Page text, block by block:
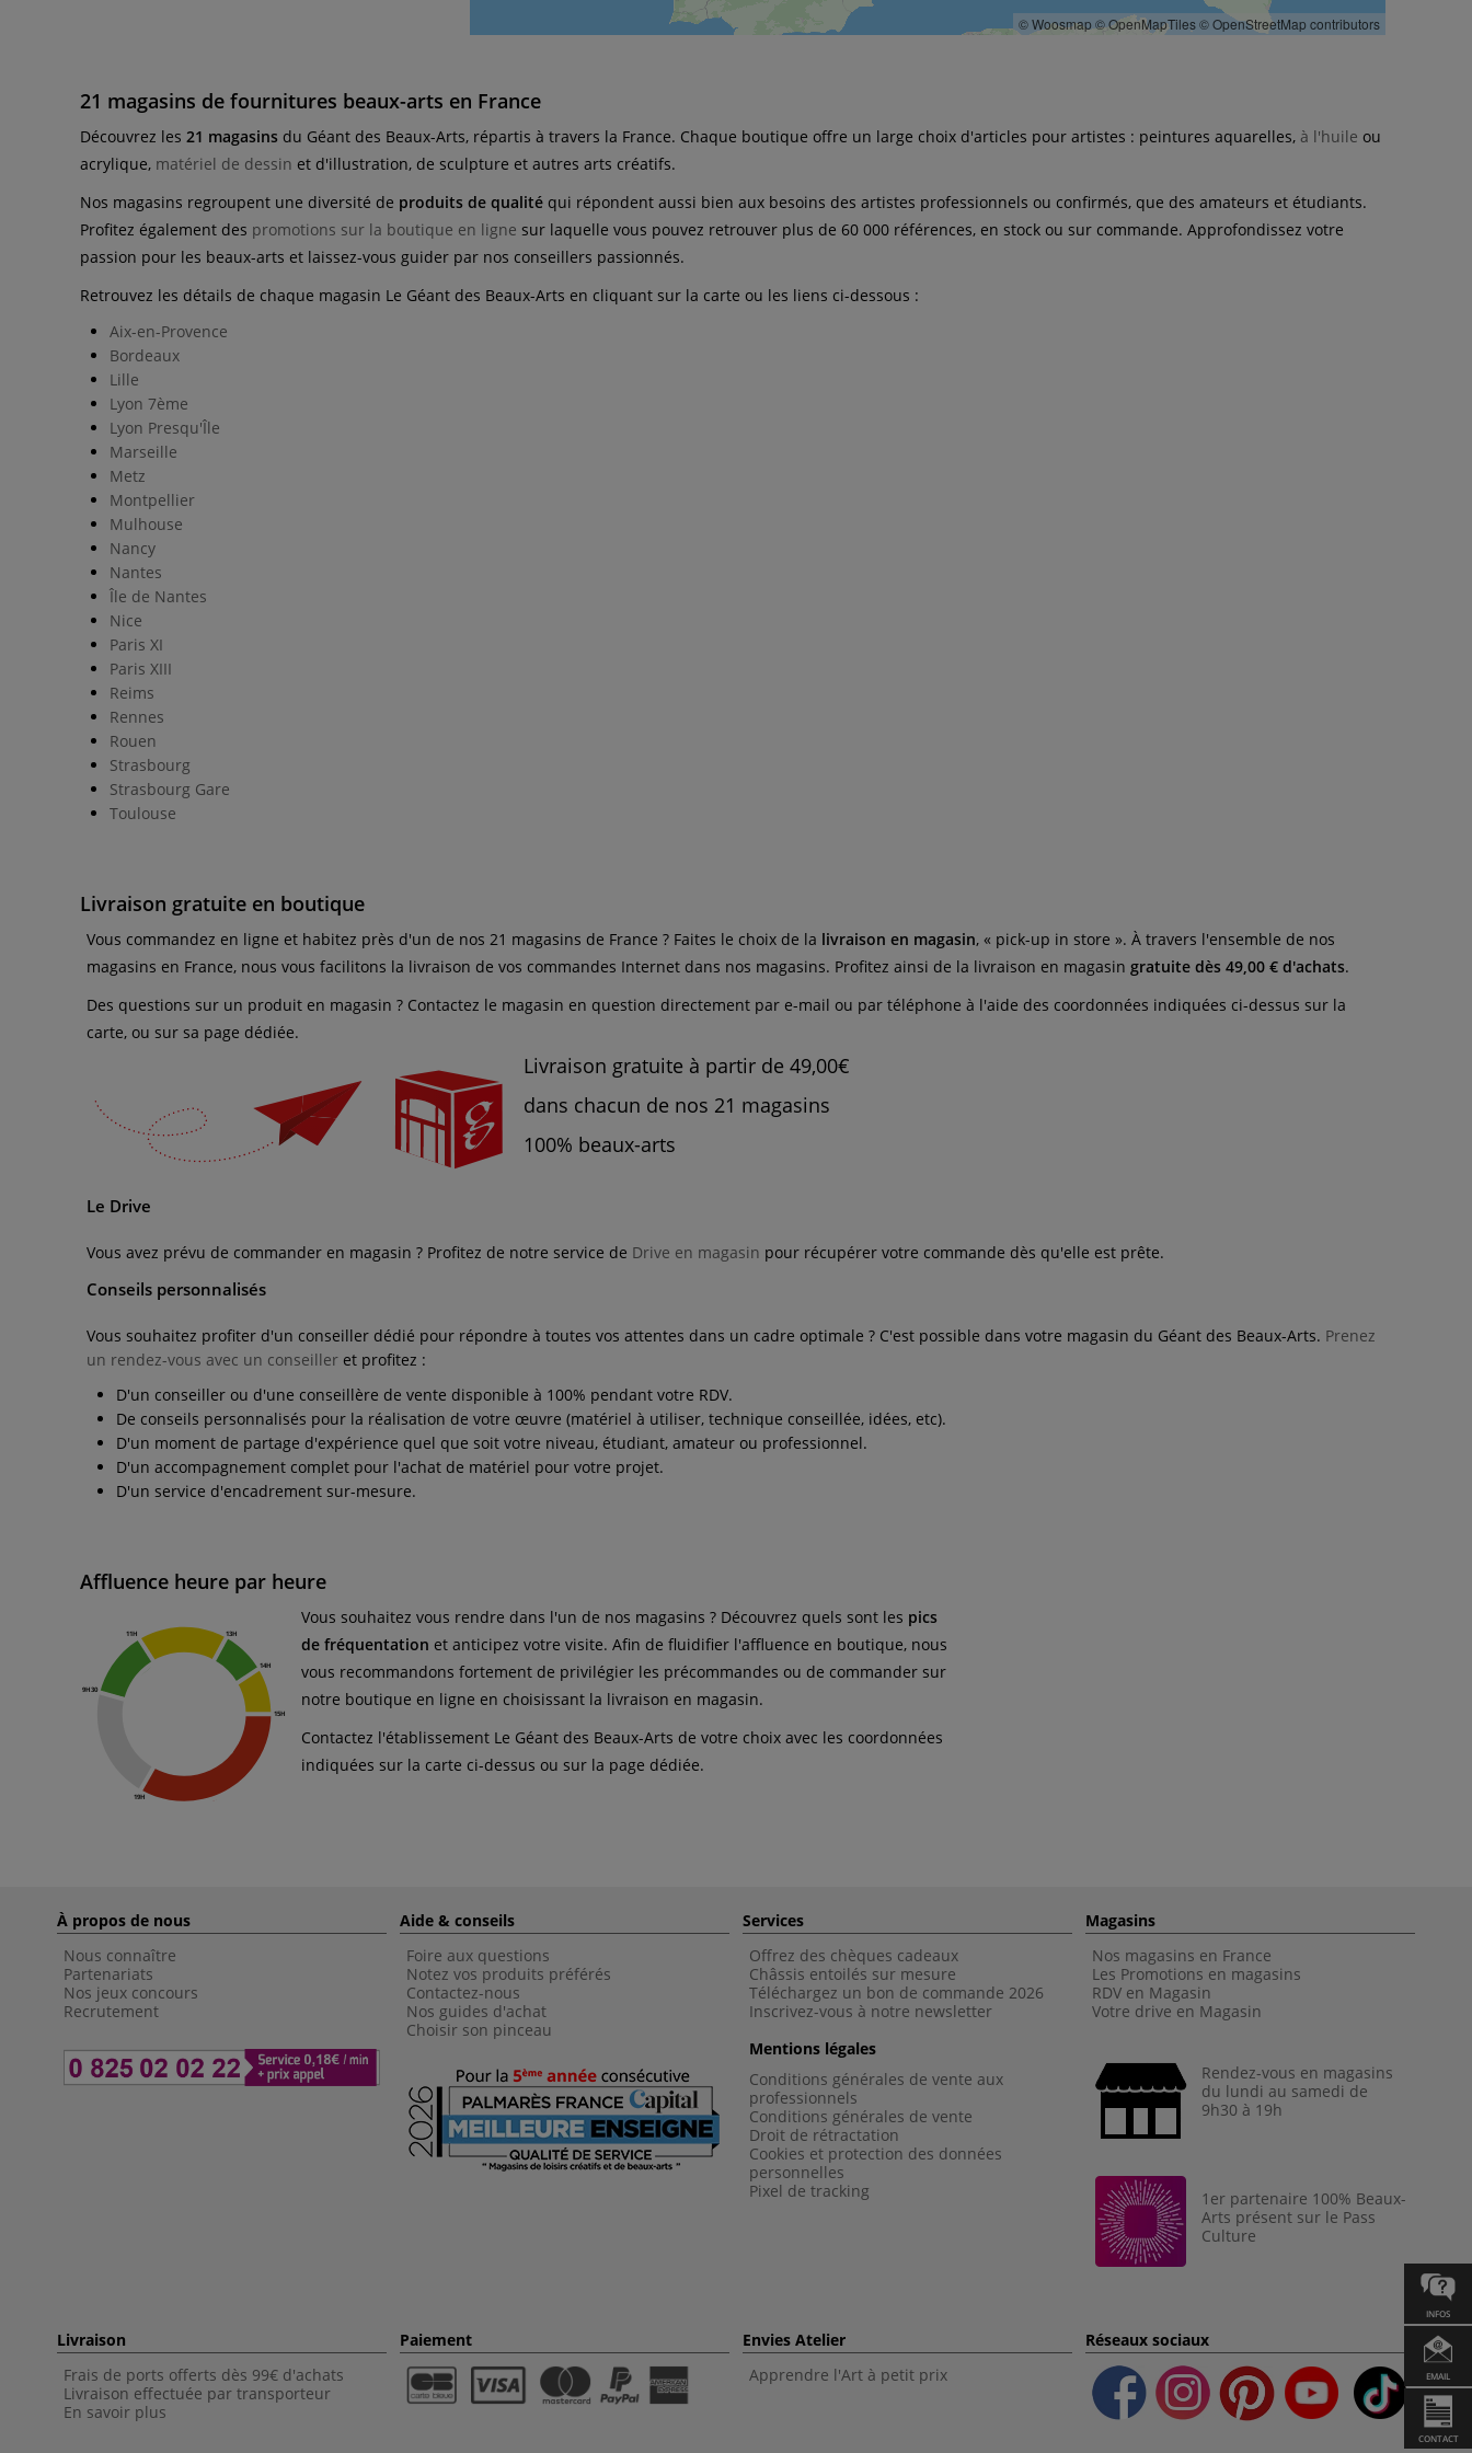
INFOS
EMAIL
CONTACT
© Woosmap © OpenMapTiles© OpenStreetMap contributors
21 magasins de fournitures beaux-arts en France
Découvrez les 21 magasins du Géant des Beaux-Arts, répartis à travers la France. Chaque boutique offre un large choix d'articles pour artistes : peintures aquarelles, à l'huile ou
acrylique, matériel de dessin et d'illustration, de sculpture et autres arts créatifs.
Nos magasins regroupent une diversité de produits de qualité qui répondent aussi bien aux besoins des artistes professionnels ou confirmés, que des amateurs et étudiants.
Profitez également des promotions sur la boutique en ligne sur laquelle vous pouvez retrouver plus de 60 000 références, en stock ou sur commande. Approfondissez votre
passion pour les beaux-arts et laissez-vous guider par nos conseillers passionnés.
Retrouvez les détails de chaque magasin Le Géant des Beaux-Arts en cliquant sur la carte ou les liens ci-dessous :
Aix-en-Provence
Bordeaux
Lille
Lyon 7ème
Lyon Presqu'Île
Marseille
Metz
Montpellier
Mulhouse
Nancy
Nantes
Île de Nantes
Nice
Paris XI
Paris XIII
Reims
Rennes
Rouen
Strasbourg
Strasbourg Gare
Toulouse
Livraison gratuite en boutique
Vous commandez en ligne et habitez près d'un de nos 21 magasins de France ? Faites le choix de la livraison en magasin, « pick-up in store ». À travers l'ensemble de nos
magasins en France, nous vous facilitons la livraison de vos commandes Internet dans nos magasins. Profitez ainsi de la livraison en magasin gratuite dès 49,00 € d'achats.
Des questions sur un produit en magasin ? Contactez le magasin en question directement par e-mail ou par téléphone à l'aide des coordonnées indiquées ci-dessus sur la
carte, ou sur sa page dédiée.
Livraison gratuite à partir de 49,00€
dans chacun de nos 21 magasins
100% beaux-arts
Le Drive
Vous avez prévu de commander en magasin ? Profitez de notre service de Drive en magasin pour récupérer votre commande dès qu'elle est prête.
Conseils personnalisés
Vous souhaitez profiter d'un conseiller dédié pour répondre à toutes vos attentes dans un cadre optimale ? C'est possible dans votre magasin du Géant des Beaux-Arts. Prenez
un rendez-vous avec un conseiller et profitez :
D'un conseiller ou d'une conseillère de vente disponible à 100% pendant votre RDV.
De conseils personnalisés pour la réalisation de votre œuvre (matériel à utiliser, technique conseillée, idées, etc).
D'un moment de partage d'expérience quel que soit votre niveau, étudiant, amateur ou professionnel.
D'un accompagnement complet pour l'achat de matériel pour votre projet.
D'un service d'encadrement sur-mesure.
Affluence heure par heure
Vous souhaitez vous rendre dans l'un de nos magasins ? Découvrez quels sont les pics
de fréquentation et anticipez votre visite. Afin de fluidifier l'affluence en boutique, nous
vous recommandons fortement de privilégier les précommandes ou de commander sur
notre boutique en ligne en choisissant la livraison en magasin.
Contactez l'établissement Le Géant des Beaux-Arts de votre choix avec les coordonnées
indiquées sur la carte ci-dessus ou sur la page dédiée.
À propos de nous
Nous connaître
Partenariats
Nos jeux concours
Recrutement
Aide & conseils
Foire aux questions
Notez vos produits préférés
Contactez-nous
Nos guides d'achat
Choisir son pinceau
Services
Offrez des chèques cadeaux
Châssis entoilés sur mesure
Téléchargez un bon de commande 2026
Inscrivez-vous à notre newsletter
Mentions légales
Conditions générales de vente aux
professionnels
Conditions générales de vente
Droit de rétractation
Cookies et protection des données
personnelles
Pixel de tracking
Magasins
Nos magasins en France
Les Promotions en magasins
RDV en Magasin
Votre drive en Magasin
Rendez-vous en magasins
du lundi au samedi de
9h30 à 19h
1er partenaire 100% Beaux-
Arts présent sur le Pass
Culture
Livraison
Frais de ports offerts dès 99€ d'achats
Livraison effectuée par transporteur
En savoir plus
Paiement
Envies Atelier
Apprendre l'Art à petit prix
Réseaux sociaux